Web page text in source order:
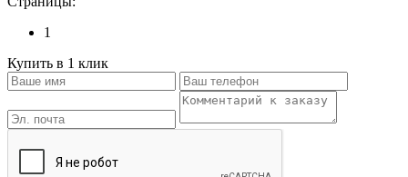
1
Купить в 1 клик